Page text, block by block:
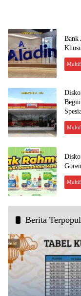
Bank
Berita